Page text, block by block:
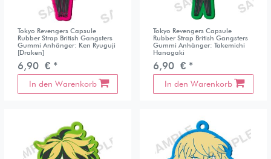
Tokyo Revengers Capsule
Rubber Strap British Gangsters
Gummi Anhänger: Ken Ryuguji
[Draken]
6,90 € *
In den Warenkorb
Tokyo Revengers Capsule
Rubber Strap British Gangsters
Gummi Anhänger: Takemichi
Hanagaki
6,90 € *
In den Warenkorb